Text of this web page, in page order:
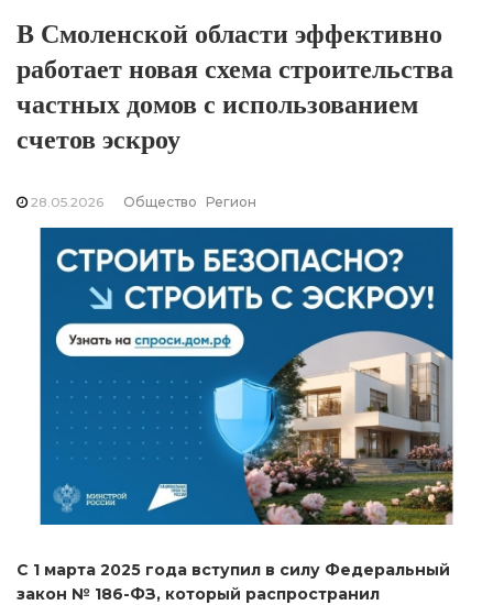
В Смоленской области эффективно
работает новая схема строительства
частных домов с использованием
счетов эскроу
28.05.2026 Общество Регион
С 1 марта 2025 года вступил в силу Федеральный
закон № 186-ФЗ, который распространил